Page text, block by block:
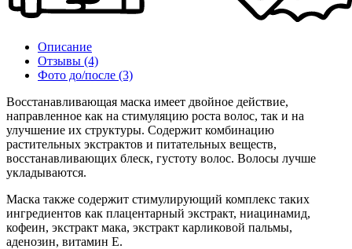
Описание
Отзывы (4)
Фото до/после (3)
Восстанавливающая маска имеет двойное действие,
направленное как на стимуляцию роста волос, так и на
улучшение их структуры. Содержит комбинацию
растительных экстрактов и питательных веществ,
восстанавливающих блеск, густоту волос. Волосы лучше
укладываются.
Маска также содержит стимулирующий комплекс таких
ингредиентов как плацентарный экстракт, ниацинамид,
кофеин, экстракт мака, экстракт карликовой пальмы,
аденозин, витамин E.